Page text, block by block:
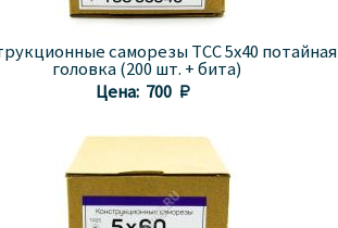
саморезы TCC 5x40 потайная
головка (200 шт. + бита)
Цена: 700 